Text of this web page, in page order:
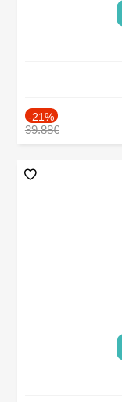
-21%
39.88€